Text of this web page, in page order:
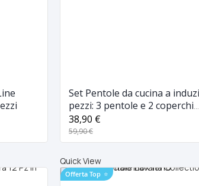
Set Pentole da cucina a
pezzi: 3 pentole e 2 coperchi
Magefesa Rosso
38,90 €
59,90 €
Quick View
Offerta Top ⭐